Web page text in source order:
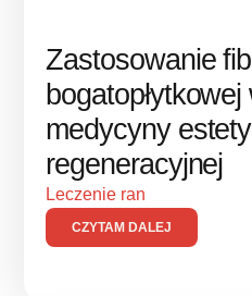
Zastosowanie
medycyny
regeneracyjnej
Leczenie ran
CZYTAM DALEJ